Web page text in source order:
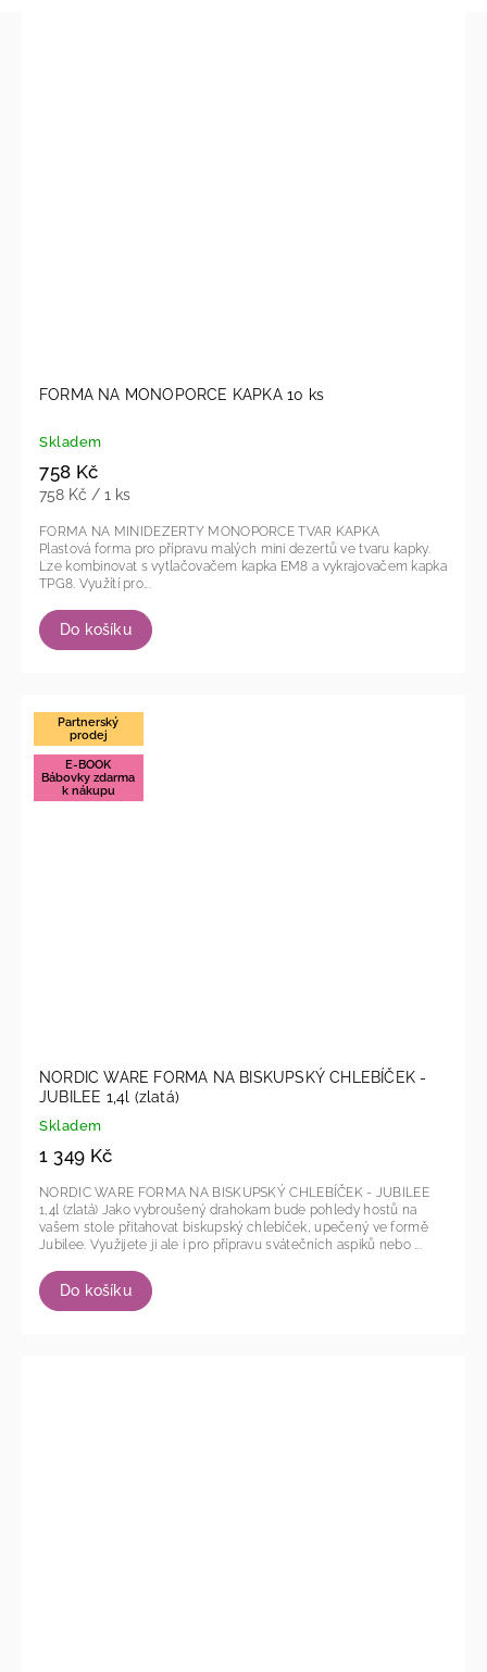
FORMA NA MONOPORCE KAPKA 10 ks
Skladem
758 Kč
758 Kč / 1 ks
Do košíku
FORMA NA MINIDEZERTY MONOPORCE TVAR KAPKA
Plastová forma pro přípravu malých mini dezertů ve tvaru kapky.
Lze kombinovat s vytlačovačem kapka EM8 a vykrajovačem kapka
TPG8. Využítí pro...
Partnerský
prodej
E-BOOK
Bábovky zdarma
k nákupu
NORDIC WARE FORMA NA BISKUPSKÝ CHLEBÍČEK -
JUBILEE 1,4l (zlatá)
Skladem
1 349 Kč
Do košíku
NORDIC WARE FORMA NA BISKUPSKÝ CHLEBÍČEK - JUBILEE
1,4l (zlatá) Jako vybroušený drahokam bude pohledy hostů na
vašem stole přitahovat biskupský chlebíček, upečený ve formě
Jubilee. Využijete ji ale i pro přípravu svátečních aspiků nebo ...